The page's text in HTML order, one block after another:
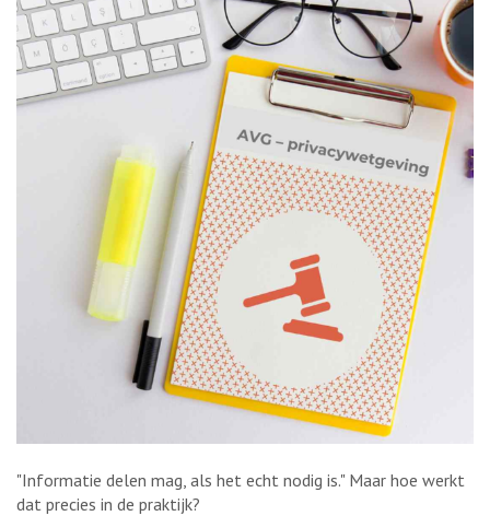
"Informatie delen mag, als het echt nodig is." Maar hoe werkt
dat precies in de praktijk?